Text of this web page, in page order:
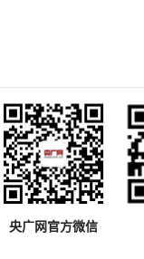
央广网官方微信